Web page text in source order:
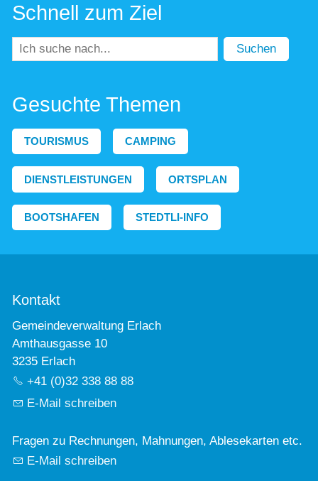
Schnell zum Ziel
Suchen
Gesuchte Themen
TOURISMUS CAMPING
DIENSTLEISTUNGEN ORTSPLAN
BOOTSHAFEN STEDTLI-INFO
Kontakt
Gemeindeverwaltung Erlach
Amthausgasse 10
3235 Erlach
+41 (0)32 338 88 88
E-Mail schreiben
Fragen zu Rechnungen, Mahnungen, Ablesekarten etc.
E-Mail schreiben